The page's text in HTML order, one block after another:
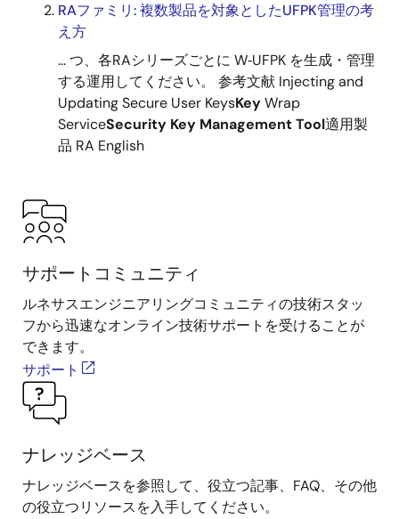
RAファミリ: 複数製品を対象としたUFPK管理の考
え方
... つ、各RAシリーズごとに W‑UFPK を生成・管理
する運用してください。 参考文献 Injecting and
Updating Secure User KeysKeyWrap
ServiceSecurity Key ManagementTool適用製
品 RA English
サポートコミュニティ
ルネサスエンジニアリングコミュニティの技術スタッ
フから迅速なオンライン技術サポートを受けることが
できます。
サポート
ナレッジベース
ナレッジベースを参照して、役立つ記事、FAQ、その他
の役立つリソースを入手してください。